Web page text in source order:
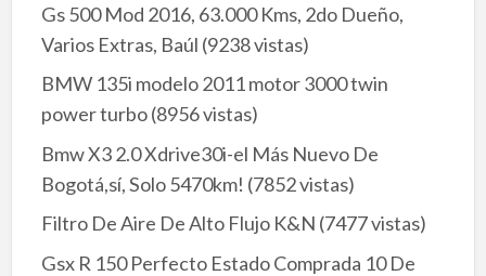
Gs 500 Mod 2016, 63.000 Kms, 2do Dueño,
Varios Extras, Baúl (9238 vistas)
BMW 135i modelo 2011 motor 3000 twin
power turbo(8956 vistas)
Bmw X3 2.0 Xdrive30i-el Más Nuevo De
Bogotá,sí, Solo 5470km! (7852 vistas)
Filtro De Aire De Alto Flujo K&N (7477 vistas)
Gsx R 150 Perfecto Estado Comprada 10 De